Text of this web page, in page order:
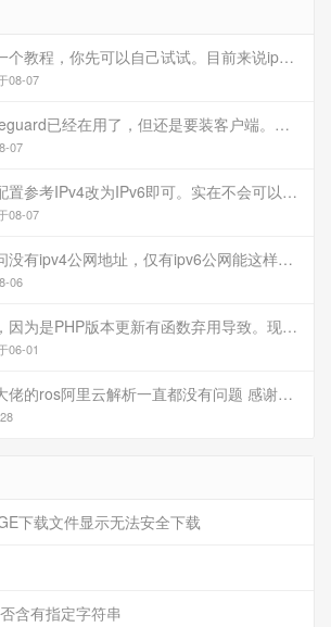
有空我写一个教程，你先可以自己试试。目前来说ipv6应该没问题的。
08-07
谢谢，wireguard已经在用了，但还是要装客户端。您这个方案连客户端都免了
07
可以的。配置参考IPv4改为IPv6即可。实在不会可以用wireguard，这个简单和稳定
08-07
大佬，请问没有ipv4公网地址，仅有ipv6公网能这样玩吗？
06
已经处理，因为是PHP版本更新有函数弃用导致。现已经修复
06-01
之前使用大佬的ros阿里云解析一直都没有问题 感谢大佬 但上个月开始阿里云的解析返回日志总是出错 日志值为alidns update error,不知为什么 所以请教一下大佬
下载文件显示无法安全下载
含有指定字符串